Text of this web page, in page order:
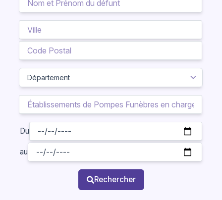
Du
au
Rechercher